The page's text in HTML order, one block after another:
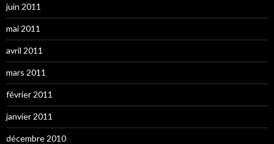
juin 2011
mai 2011
avril 2011
mars 2011
février 2011
janvier 2011
décembre 2010